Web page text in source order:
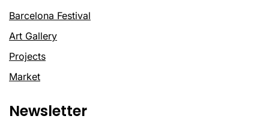
Barcelona Festival
Art Gallery
Projects
Market
Newsletter